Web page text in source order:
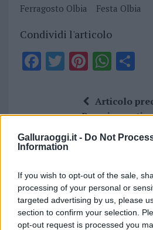
Galluraoggi.it - Do Not
Information
If you wish to opt-out of the sale,
processing of your personal or
targeted advertising by us, please
section to confirm your selection.
opt-out request is processed you
Ferragosto Olbia
Festa Olbia
Condividi l'articolo
F
b
o
o
k
T
te
r
Pi
te
re
st
W
at
s
A
p
S
a
re
Articolo
Prossimo
Calangianus, allarme
minori, Albieri: